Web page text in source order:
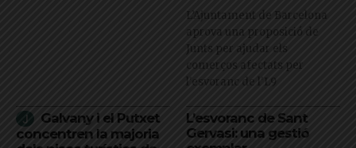
L’Ajuntament de Barcelona
aprova una proposició de
Junts per ajudar els
comerços afectats per
l'esvoranc de l'L9
Galvany i el Putxet
concentren la majoria
L’esvoranc de Sant
Gervasi: una gestió